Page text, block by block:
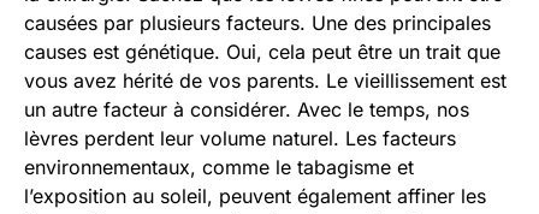
causées par plusieurs facteurs. Une des principales
causes est génétique. Oui, cela peut être un trait que
vous avez hérité de vos parents. Le vieillissement est
un autre facteur à considérer. Avec le temps, nos
lèvres perdent leur volume naturel. Les facteurs
environnementaux, comme le tabagisme et
l’exposition au soleil, peuvent également affiner les